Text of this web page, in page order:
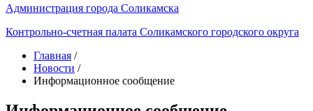
Администрация города Соликамска
Контрольно-счетная палата Соликамского городского округа
Главная /
Новости /
Информационное сообщение